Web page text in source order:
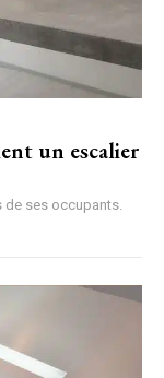
un escalier
de ses occupants.